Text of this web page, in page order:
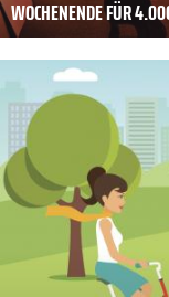
WOCHENENDE FÜR